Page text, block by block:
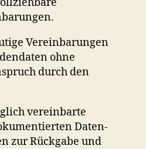
Vereinbarungen
ohne
durch den
vereinbarte
Daten-
zur Rückgabe und